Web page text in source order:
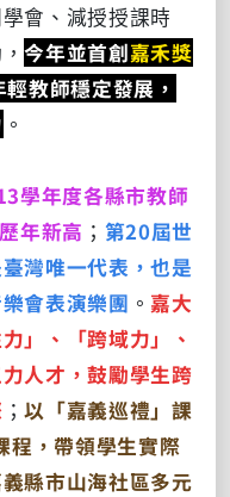
會、減授授課時
今年並首創嘉禾獎
輕教師穩定發展，
。
學年度各縣市教師
年新高 ； 第20屆世
灣唯一代表，也是
會表演樂團 。 嘉大
」、「跨域力」、
人才，鼓勵學生跨
；以「嘉義巡禮」課
程，帶領學生實際
縣市山海社區多元